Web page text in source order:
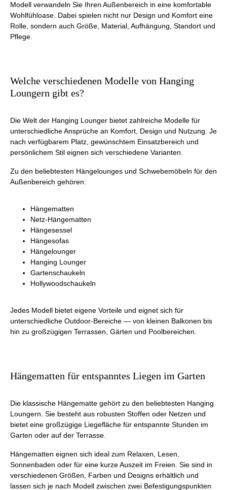
Modell verwandeln Sie Ihren Außenbereich in eine komfortable
Wohlfühloase. Dabei spielen nicht nur Design und Komfort eine
Rolle, sondern auch Größe, Material, Aufhängung, Standort und
Pflege.
Welche verschiedenen Modelle von Hanging
Loungern gibt es?
Die Welt der Hanging Lounger bietet zahlreiche Modelle für
unterschiedliche Ansprüche an Komfort, Design und Nutzung. Je
nach verfügbarem Platz, gewünschtem Einsatzbereich und
persönlichem Stil eignen sich verschiedene Varianten.
Zu den beliebtesten Hängelounges und Schwebemöbeln für den
Außenbereich gehören:
Hängematten
Netz-Hängematten
Hängesessel
Hängesofas
Hängelounger
Hanging Lounger
Gartenschaukeln
Hollywoodschaukeln
Jedes Modell bietet eigene Vorteile und eignet sich für
unterschiedliche Outdoor-Bereiche — von kleinen Balkonen bis
hin zu großzügigen Terrassen, Gärten und Poolbereichen.
Hängematten für entspanntes Liegen im Garten
Die klassische Hängematte gehört zu den beliebtesten Hanging
Loungern. Sie besteht aus robusten Stoffen oder Netzen und
bietet eine großzügige Liegefläche für entspannte Stunden im
Garten oder auf der Terrasse.
Hängematten eignen sich ideal zum Relaxen, Lesen,
Sonnenbaden oder für eine kurze Auszeit im Freien. Sie sind in
verschiedenen Größen, Farben und Designs erhältlich und
lassen sich je nach Modell zwischen zwei Befestigungspunkten